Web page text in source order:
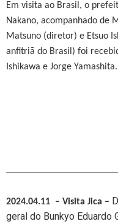
Em visita ao Brasil, o
Nakano, acompanhado de
Matsuno (diretor) e Etsuo
anfitriã do Brasil) foi
Ishikawa e Jorge Yamashita.
2024.04.11 – Visita Jica –
geral do Bunkyo Eduardo